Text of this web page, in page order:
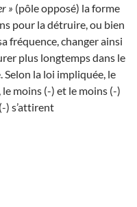
» (pôle opposé) la forme
pour la détruire, ou bien
fréquence, changer ainsi
plus longtemps dans le
Selon la loi impliquée, le
moins (-) et le moins (-)
) s’attirent